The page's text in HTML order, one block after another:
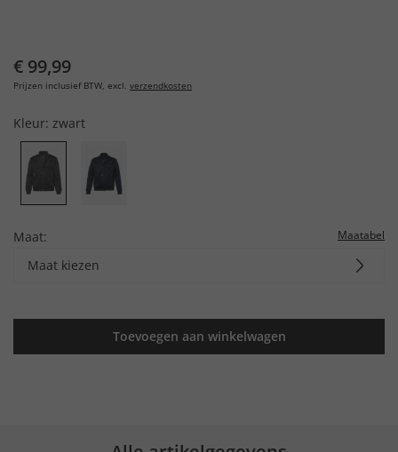
€ 99,99
Prijzen inclusief BTW, excl. verzendkosten
Kleur: zwart
Maat: Maatabel
Maat kiezen
Toevoegen aan winkelwagen